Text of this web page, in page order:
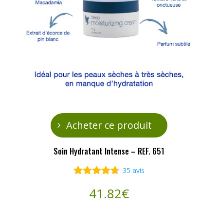
Acheter ce produit
Soin Hydratant Intense – REF. 651
sur 5
basé sur
35 avis
41.82€